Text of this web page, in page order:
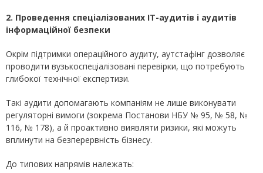
2. Проведення спеціалізованих ІТ-аудитів і аудитів
інформаційної безпеки
Окрім підтримки операційного аудиту, аутстафінг дозволяє
проводити вузькоспеціалізовані перевірки, що потребують
глибокої технічної експертизи.
Такі аудити допомагають компаніям не лише виконувати
регуляторні вимоги (зокрема Постанови НБУ № 95, № 58, №
116, № 178), а й проактивно виявляти ризики, які можуть
вплинути на безперервність бізнесу.
До типових напрямів належать: